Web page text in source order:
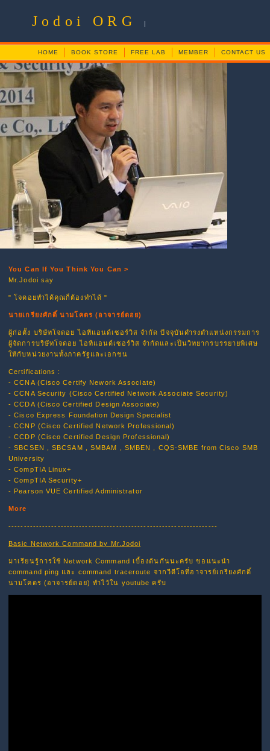
Jodoi ORG |
HOME BOOK STORE FREE LAB MEMBER CONTACT US
You Can If You Think You Can >
Mr.Jodoi say
" โจดอยทำได้คุณก็ต้องทำได้ "
นายเกรียงศักดิ์ นามโคตร (อาจารย์ดอย)
ผู้ก่อตั้ง บริษัทโจดอย ไอทีแอนด์เซอร์วิส จำกัด ปัจจุบันดำรงตำแหน่งกรรมการ
ผู้จัดการบริษัทโจดอย ไอทีแอนด์เซอร์วิส จำกัดและเป็นวิทยากรบรรยายพิเศษ
ให้กับหน่วยงานทั้งภาครัฐและเอกชน
Certifications :
- CCNA (Cisco Certify Nework Associate)
- CCNA Security (Cisco Certified Network Associate Security)
- CCDA (Cisco Certified Design Associate)
- Cisco Express Foundation Design Specialist
- CCNP (Cisco Certified Network Professional)
- CCDP (Cisco Certified Design Professional)
- SBCSEN , SBCSAM , SMBAM , SMBEN , CQS-SMBE from Cisco SMB
University
- CompTIA Linux+
- CompTIA Security+
- Pearson VUE Certified Administrator
More
--------------------------------------------------------------------
Basic Network Command by Mr.Jodoi
มาเรียนรู้การใช้ Network Command เบื้องต้นกันนะครับ ขอแนะนำ
command ping และ command traceroute จากวีดีโอที่อาจารย์เกรียงศักดิ์
นามโคตร (อาจารย์ดอย) ทำไว้ใน youtube ครับ